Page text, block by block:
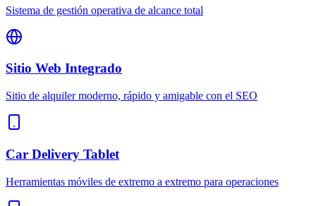
Sistema de gestión operativa de alcance total
Sitio Web Integrado
Sitio de alquiler moderno, rápido y amigable con el SEO
Car Delivery Tablet
Herramientas móviles de extremo a extremo para operaciones